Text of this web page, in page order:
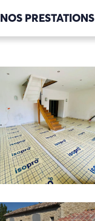
NOS PRESTATIONS